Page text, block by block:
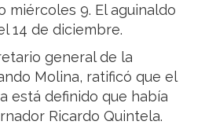
miércoles 9. El aguinaldo
14 de diciembre.
general de la
Molina, ratificó que el
está definido que había
Ricardo Quintela.